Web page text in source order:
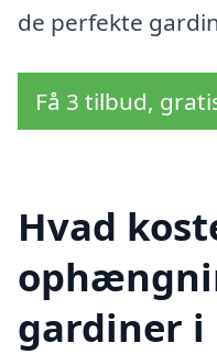
de perfekte
Få 3 tilbud,
Hvad
gardiner i